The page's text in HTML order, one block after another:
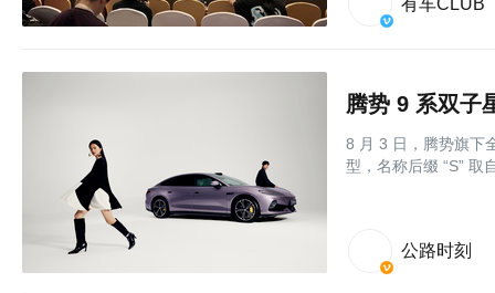
有车CLUB
腾势 9 系双子
8 月 3 日，腾势旗下
型，名称后缀 “S” 取
公路时刻